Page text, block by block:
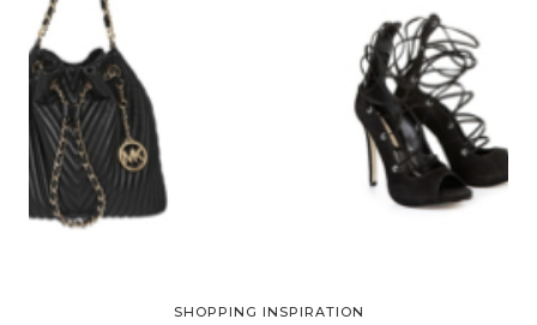
SHOPPING INSPIRATION